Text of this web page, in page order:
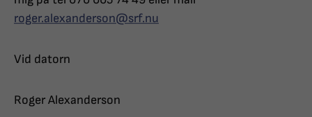
roger.alexanderson@srf.nu
Vid datorn
Roger Alexanderson